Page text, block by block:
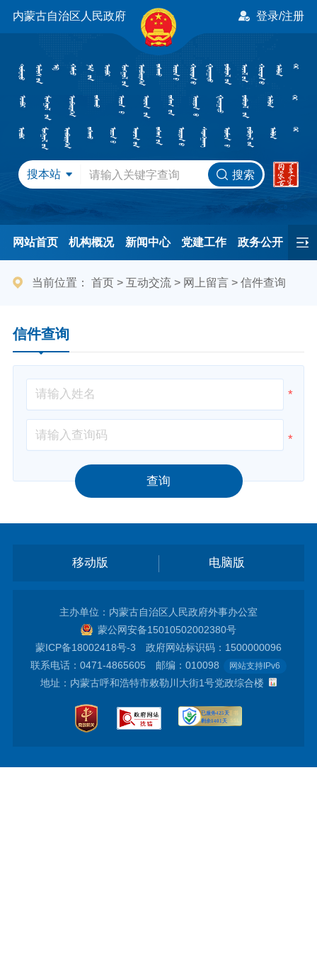
内蒙古自治区人民政府 登录/注册
搜本站 搜索
网站首页 机构概况 新闻中心 党建工作 政务公开
办事服务 民间友好 港澳事务 互动交流 专题专栏
当前位置： 首页> 互动交流> 网上留言> 信件查询
信件查询
*
*
查询
移动版 电脑版
主办单位：内蒙古自治区人民政府外事办公室
蒙公网安备15010502002380号
蒙ICP备18002418号-3 政府网站标识码：1500000096
联系电话：0471-4865605 邮编：010098
网站支持IPv6
地址：内蒙古呼和浩特市敕勒川大街1号党政综合楼